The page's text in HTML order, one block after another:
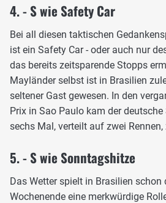
4. - S wie Safety Car
Bei all diesen taktischen
ist ein Safety Car - oder auch nur
das bereits zeitsparende Stopps
Mayländer selbst ist in Brasilien
seltener Gast gewesen. In den
Prix in Sao Paulo kam der
sechs Mal, verteilt auf zwei
5. - S wie Sonntagshitze
Das Wetter spielt in Brasilien schon
Wochenende eine merkwürdige